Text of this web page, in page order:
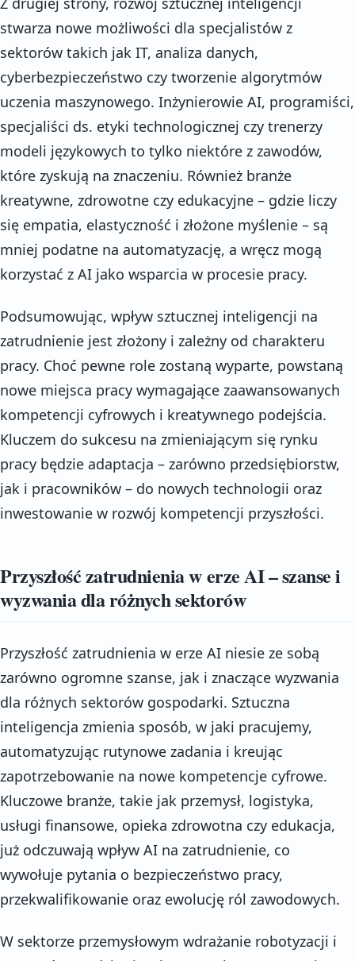
stwarza nowe możliwości dla specjalistów z
sektorów takich jak IT, analiza danych,
cyberbezpieczeństwo czy tworzenie algorytmów
uczenia maszynowego. Inżynierowie AI, programiści,
specjaliści ds. etyki technologicznej czy trenerzy
modeli językowych to tylko niektóre z zawodów,
które zyskują na znaczeniu. Również branże
kreatywne, zdrowotne czy edukacyjne – gdzie liczy
się empatia, elastyczność i złożone myślenie – są
mniej podatne na automatyzację, a wręcz mogą
korzystać z AI jako wsparcia w procesie pracy.
Podsumowując, wpływ sztucznej inteligencji na
zatrudnienie jest złożony i zależny od charakteru
pracy. Choć pewne role zostaną wyparte, powstaną
nowe miejsca pracy wymagające zaawansowanych
kompetencji cyfrowych i kreatywnego podejścia.
Kluczem do sukcesu na zmieniającym się rynku
pracy będzie adaptacja – zarówno przedsiębiorstw,
jak i pracowników – do nowych technologii oraz
inwestowanie w rozwój kompetencji przyszłości.
Przyszłość zatrudnienia w erze AI – szanse i
wyzwania dla różnych sektorów
Przyszłość zatrudnienia w erze AI niesie ze sobą
zarówno ogromne szanse, jak i znaczące wyzwania
dla różnych sektorów gospodarki. Sztuczna
inteligencja zmienia sposób, w jaki pracujemy,
automatyzując rutynowe zadania i kreując
zapotrzebowanie na nowe kompetencje cyfrowe.
Kluczowe branże, takie jak przemysł, logistyka,
usługi finansowe, opieka zdrowotna czy edukacja,
już odczuwają wpływ AI na zatrudnienie, co
wywołuje pytania o bezpieczeństwo pracy,
przekwalifikowanie oraz ewolucję ról zawodowych.
W sektorze przemysłowym wdrażanie robotyzacji i